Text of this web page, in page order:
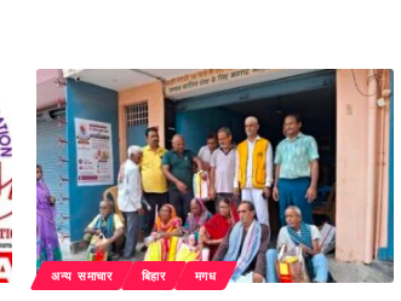
अन्य समाचार बिहार मगध